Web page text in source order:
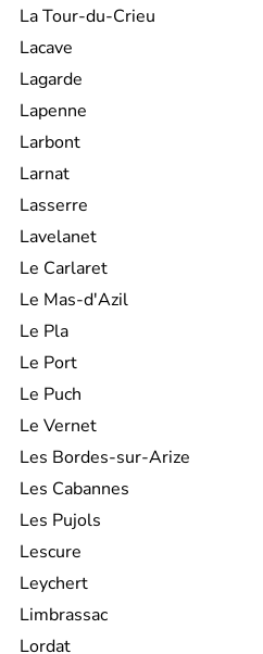
La Tour-du-Crieu
Lacave
Lagarde
Lapenne
Larbont
Larnat
Lasserre
Lavelanet
Le Carlaret
Le Mas-d'Azil
Le Pla
Le Port
Le Puch
Le Vernet
Les Bordes-sur-Arize
Les Cabannes
Les Pujols
Lescure
Leychert
Limbrassac
Lordat